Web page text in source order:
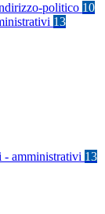
politico 10
13
- amministrativi 13